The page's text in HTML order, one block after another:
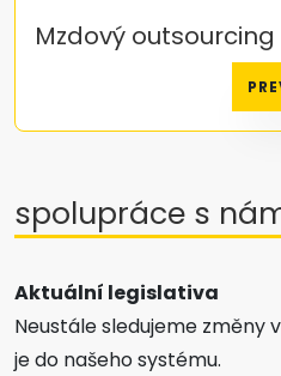
Mzdový outsourcing
spolupráce s
Aktuální legislativa
Neustále sledujeme
je do našeho systému.